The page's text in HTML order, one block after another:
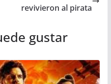
revivieron al pirata
gustar